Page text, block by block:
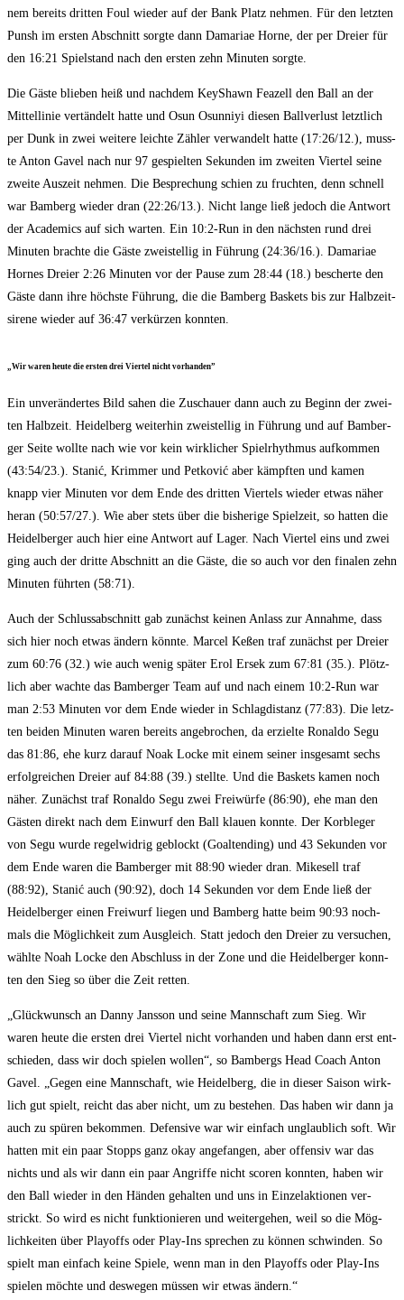
nem bereits drit­ten Foul wie­der auf der Bank Platz neh­men. Für den letz­ten
Punsh im ers­ten Abschnitt sorg­te dann Dama­riae Hor­ne, der per Drei­er für
den 16:21 Spiel­stand nach den ers­ten zehn Minu­ten sorgte.
Die Gäs­te blie­ben heiß und nach­dem KeyShawn Fea­zell den Ball an der
Mit­tel­li­nie ver­tän­delt hat­te und Osun Osun­niyi die­sen Ball­ver­lust letzt­lich
per Dunk in zwei wei­te­re leich­te Zäh­ler ver­wan­delt hat­te (17:26/12.), muss­
te Anton Gavel nach nur 97 gespiel­ten Sekun­den im zwei­ten Vier­tel sei­ne
zwei­te Aus­zeit neh­men. Die Bespre­chung schien zu fruch­ten, denn schnell
war Bam­berg wie­der dran (22:26/13.). Nicht lan­ge ließ jedoch die Ant­wort
der Aca­de­mics auf sich war­ten. Ein 10:2‑Run in den nächs­ten rund drei
Minu­ten brach­te die Gäs­te zwei­stel­lig in Füh­rung (24:36/16.). Dama­riae
Hor­nes Drei­er 2:26 Minu­ten vor der Pau­se zum 28:44 (18.) bescher­te den
Gäs­te dann ihre höchs­te Füh­rung, die die Bam­berg Bas­kets bis zur Halb­zeit­
si­re­ne wie­der auf 36:47 ver­kür­zen konnten.
„Wir waren heu­te die ers­ten drei Vier­tel nicht vorhanden”
Ein unver­än­der­tes Bild sahen die Zuschau­er dann auch zu Beginn der zwei­
ten Halb­zeit. Hei­del­berg wei­ter­hin zwei­stel­lig in Füh­rung und auf Bam­ber­
ger Sei­te woll­te nach wie vor kein wirk­li­cher Spiel­rhyth­mus auf­kom­men
(43:54/23.). Sta­nić, Krim­mer und Pet­ko­vić aber kämpf­ten und kamen
knapp vier Minu­ten vor dem Ende des drit­ten Vier­tels wie­der etwas näher
her­an (50:57/27.). Wie aber stets über die bis­he­ri­ge Spiel­zeit, so hat­ten die
Hei­del­ber­ger auch hier eine Ant­wort auf Lager. Nach Vier­tel eins und zwei
ging auch der drit­te Abschnitt an die Gäs­te, die so auch vor den fina­len zehn
Minu­ten führ­ten (58:71).
Auch der Schluss­ab­schnitt gab zunächst kei­nen Anlass zur Annah­me, dass
sich hier noch etwas ändern könn­te. Mar­cel Keßen traf zunächst per Drei­er
zum 60:76 (32.) wie auch wenig spä­ter Erol Ersek zum 67:81 (35.). Plötz­
lich aber wach­te das Bam­ber­ger Team auf und nach einem 10:2‑Run war
man 2:53 Minu­ten vor dem Ende wie­der in Schlag­di­stanz (77:83). Die letz­
ten bei­den Minu­ten waren bereits ange­bro­chen, da erziel­te Ronal­do Segu
das 81:86, ehe kurz dar­auf Noak Locke mit einem sei­ner ins­ge­samt sechs
erfolg­rei­chen Drei­er auf 84:88 (39.) stell­te. Und die Bas­kets kamen noch
näher. Zunächst traf Ronal­do Segu zwei Frei­wür­fe (86:90), ehe man den
Gäs­ten direkt nach dem Ein­wurf den Ball klau­en konn­te. Der Korb­le­ger
von Segu wur­de regel­wid­rig geblockt (Goal­ten­ding) und 43 Sekun­den vor
dem Ende waren die Bam­ber­ger mit 88:90 wie­der dran. Mikesell traf
(88:92), Sta­nić auch (90:92), doch 14 Sekun­den vor dem Ende ließ der
Hei­del­ber­ger einen Frei­wurf lie­gen und Bam­berg hat­te beim 90:93 noch­
mals die Mög­lich­keit zum Aus­gleich. Statt jedoch den Drei­er zu ver­su­chen,
wähl­te Noah Locke den Abschluss in der Zone und die Hei­del­ber­ger konn­
ten den Sieg so über die Zeit retten.
„Glück­wunsch an Dan­ny Jans­son und sei­ne Mann­schaft zum Sieg. Wir
waren heu­te die ers­ten drei Vier­tel nicht vor­han­den und haben dann erst ent­
schie­den, dass wir doch spie­len wol­len“, so Bam­bergs Head Coach Anton
Gavel. „Gegen eine Mann­schaft, wie Hei­del­berg, die in die­ser Sai­son wirk­
lich gut spielt, reicht das aber nicht, um zu bestehen. Das haben wir dann ja
auch zu spü­ren bekom­men. Defen­si­ve war wir ein­fach unglaub­lich soft. Wir
hat­ten mit ein paar Stopps ganz okay ange­fan­gen, aber offen­siv war das
nichts und als wir dann ein paar Angrif­fe nicht sco­ren konn­ten, haben wir
den Ball wie­der in den Hän­den gehal­ten und uns in Ein­zel­ak­tio­nen ver­
strickt. So wird es nicht funk­tio­nie­ren und wei­ter­ge­hen, weil so die Mög­
lich­kei­ten über Play­offs oder Play-Ins spre­chen zu kön­nen schwin­den. So
spielt man ein­fach kei­ne Spie­le, wenn man in den Play­offs oder Play-Ins
spie­len möch­te und des­we­gen müs­sen wir etwas ändern.“